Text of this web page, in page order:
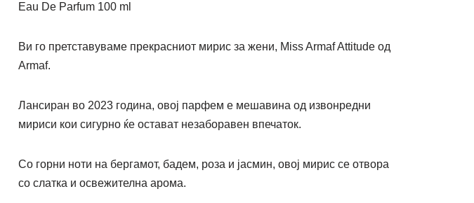
Eau De Parfum 100 ml
Ви го претставуваме прекрасниот мирис за жени, Miss Armaf Attitude од
Armaf.
Лансиран во 2023 година, овој парфем е мешавина од извонредни
мириси кои сигурно ќе остават незаборавен впечаток.
Со горни ноти на бергамот, бадем, роза и јасмин, овој мирис се отвора
со слатка и освежителна арома.